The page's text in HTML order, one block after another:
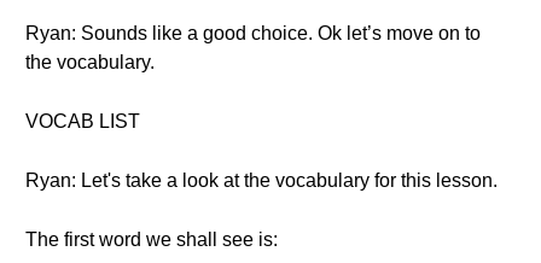
Ryan: Sounds like a good choice. Ok let’s move on to
the vocabulary.
VOCAB LIST
Ryan: Let's take a look at the vocabulary for this lesson.
The first word we shall see is: